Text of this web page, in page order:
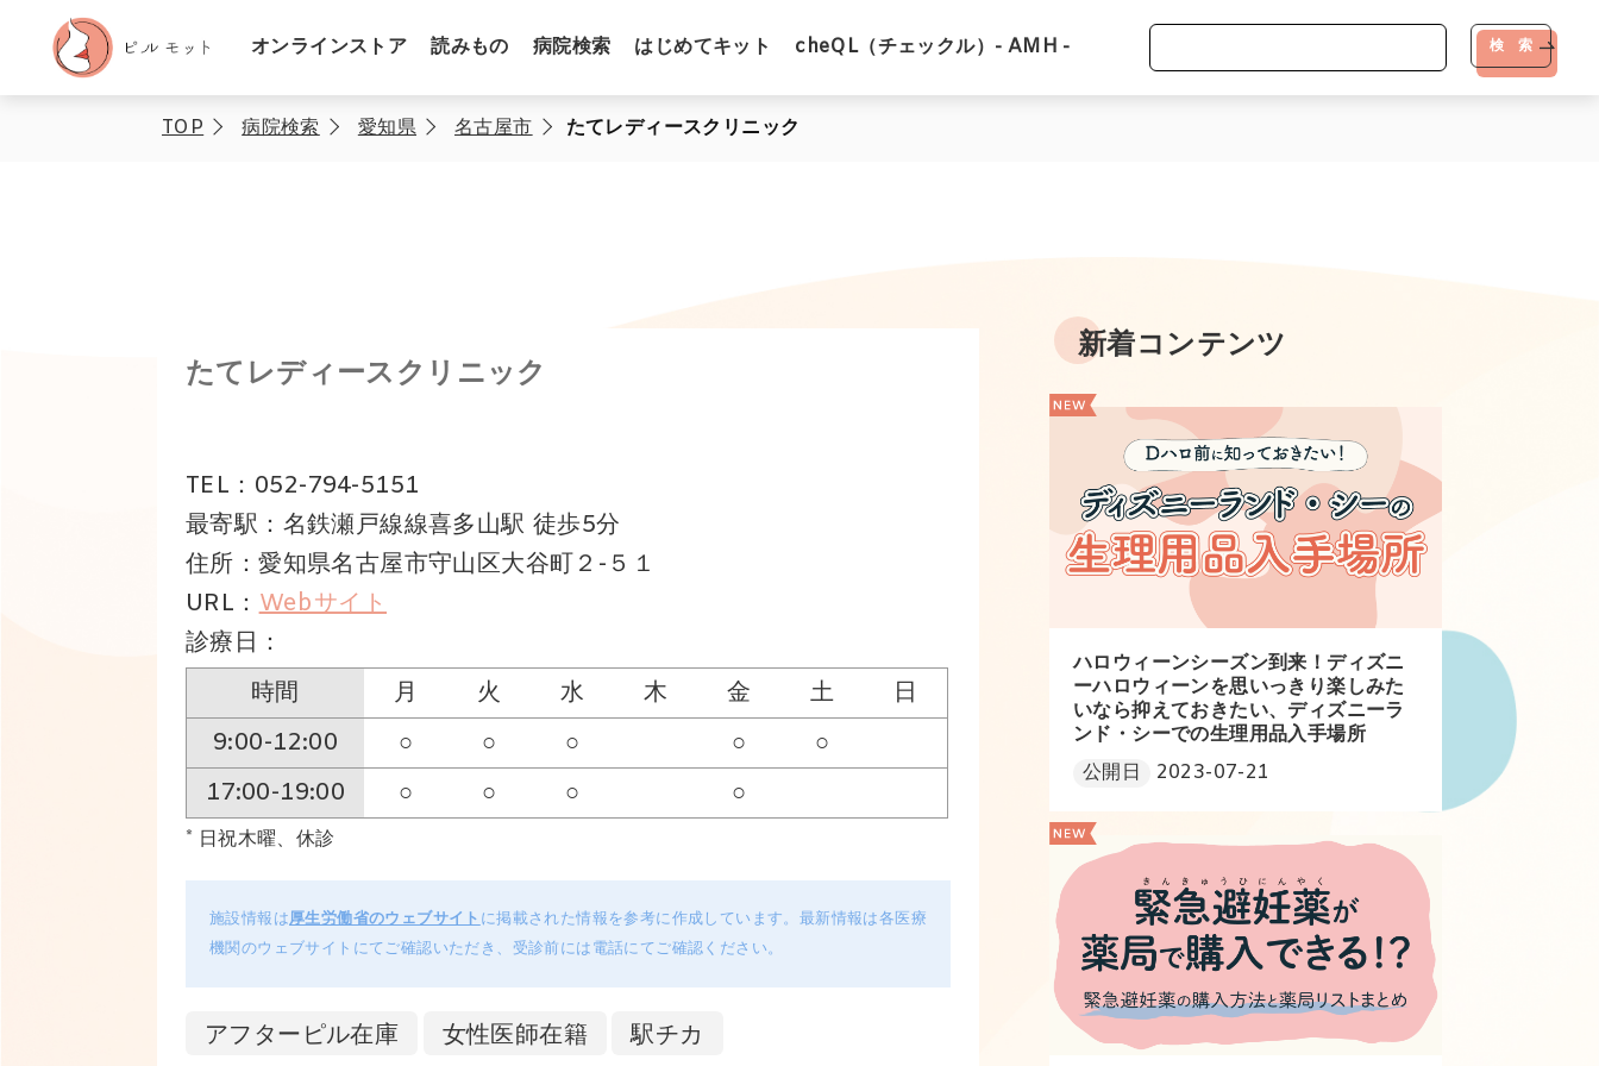
オンラインストア 読みもの 病院検索 はじめてキット cheQL（チェックル）- AMH - 検 索
TOP 病院検索 愛知県 名古屋市 たてレディースクリニック
たてレディースクリニック
TEL：052-794-5151
最寄駅：名鉄瀬戸線線喜多山駅 徒歩5分
住所：愛知県名古屋市守山区大谷町２-５１
URL：Webサイト
診療日：
時間
月 火 水 木 金 土
日
9:00-12:00
○ ○ ○ ○
○
17:00-19:00
○ ○ ○ ○
* 日祝木曜、休診
施設情報は厚生労働省のウェブサイト に掲載された情報を参考に作成しています。最新情報は各医療
機関のウェブサイトにてご確認いただき、受診前には電話にてご確認ください。
アフターピル在庫 女性医師在籍 駅チカ
新着コンテンツ
ハロウィーンシーズン到来！ディズニ
ーハロウィーンを思いっきり楽しみた
いなら抑えておきたい、ディズニーラ
ンド・シーでの生理用品入手場所
公開日
2023-07-21